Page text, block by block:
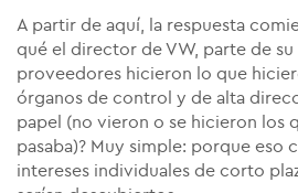
A partir de aquí, la respuesta
qué el director de VW, parte de su
proveedores hicieron lo que
órganos de control y de alta
papel (no vieron o se hicieron los
pasaba)? Muy simple: porque eso
intereses individuales de corto